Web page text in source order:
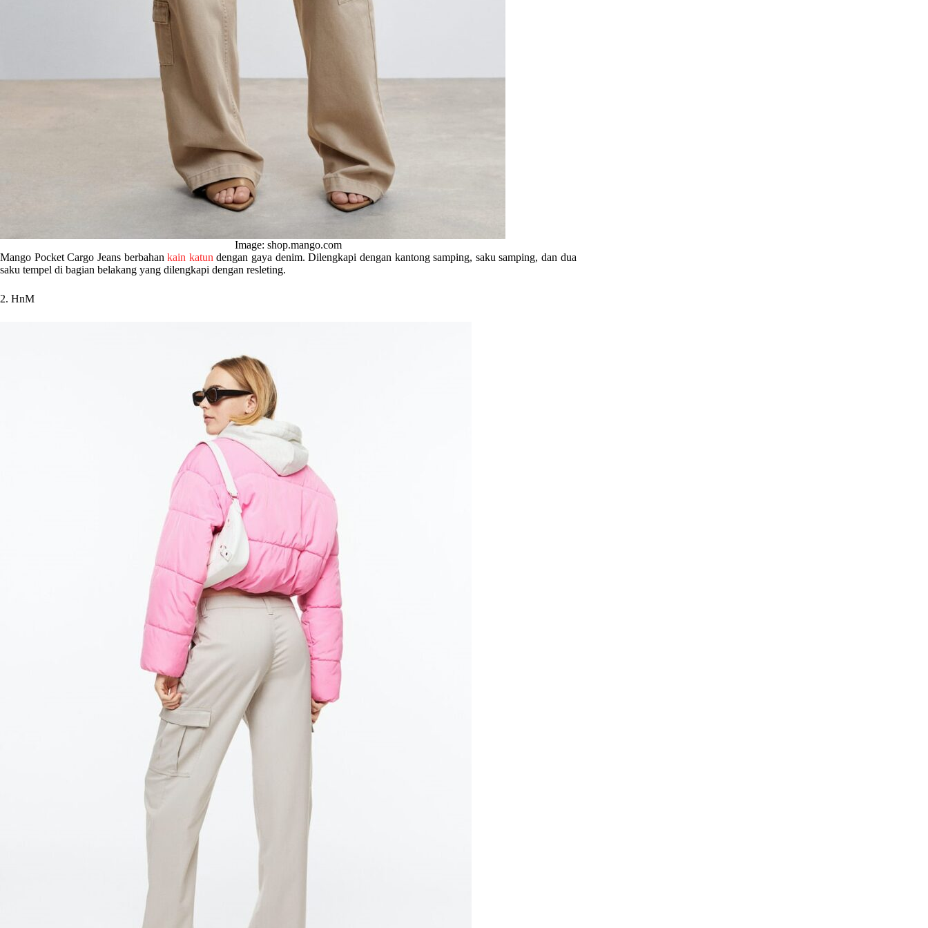
Image: shop.mango.com
Mango Pocket Cargo Jeans berbahankain katun dengan gaya denim. Dilengkapi dengan kantong samping, saku samping, dan dua
saku tempel di bagian belakang yang dilengkapi dengan resleting.
2. HnM